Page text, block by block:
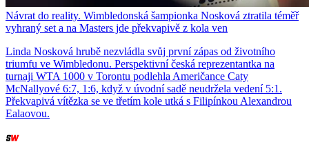
Návrat do reality. Wimbledonská šampionka Nosková ztratila téměř
vyhraný set a na Masters jde překvapivě z kola ven
Linda Nosková hrubě nezvládla svůj první zápas od životního
triumfu ve Wimbledonu. Perspektivní česká reprezentantka na
turnaji WTA 1000 v Torontu podlehla Američance Caty
McNallyové 6:7, 1:6, když v úvodní sadě neudržela vedení 5:1.
Překvapivá vítězka se ve třetím kole utká s Filipínkou Alexandrou
Ealaovou.